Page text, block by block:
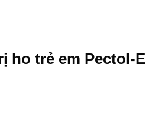
ho trẻ em Pectol-E